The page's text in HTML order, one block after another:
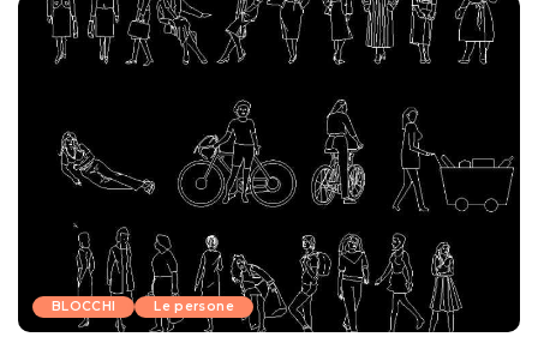
BLOCCHI Le persone